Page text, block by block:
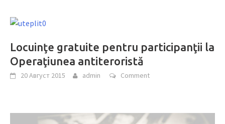
Locuinţe gratuite pentru participanţii la
Operaţiunea antiteroristă
20 Август 2015 admin Comment